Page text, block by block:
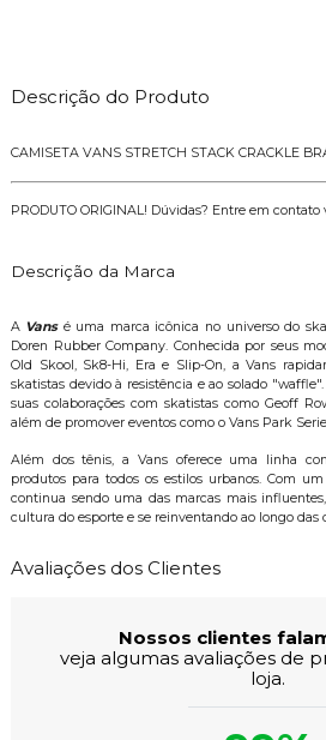
Descrição do Produto
CAMISETA VANS STRETCH STACK CRACKLE
PRODUTO ORIGINAL! Dúvidas? Entre em contato
Descrição da Marca
A Vansé uma marca icônica no universo do
Doren Rubber Company. Conhecida por seus
Old Skool, Sk8-Hi, Era e Slip-On, a Vans
skatistas devido à resistência e ao solado
suas colaborações com skatistas como Geoff
além de promover eventos como o Vans Park
Além dos tênis, a Vans oferece uma linha
produtos para todos os estilos urbanos. Com
continua sendo uma das marcas mais
cultura do esporte e se reinventando ao longo das
Avaliações dos Clientes
Nossos clientes
veja algumas avaliações de
loja.